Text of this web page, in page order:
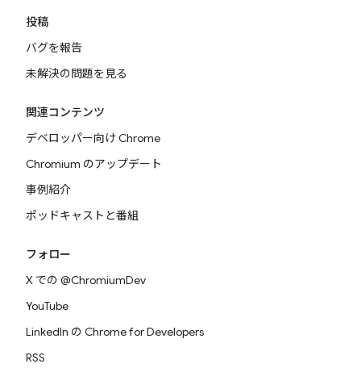
投稿
バグを報告
未解決の問題を見る
関連コンテンツ
デベロッパー向け Chrome
Chromium のアップデート
事例紹介
ポッドキャストと番組
フォロー
X での @ChromiumDev
YouTube
LinkedIn の Chrome for Developers
RSS